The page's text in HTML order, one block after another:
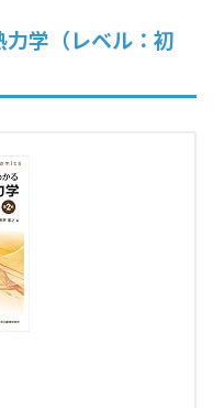
学（レベル：初